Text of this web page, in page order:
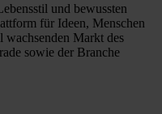
und bewussten
für Ideen, Menschen
wachsenden Markt des
sowie der Branche